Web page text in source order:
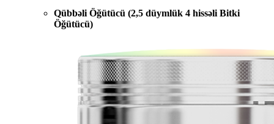
Qübbəli Öğütücü (2,5 düymlük 4 hissəli Bitki
Öğütücü)